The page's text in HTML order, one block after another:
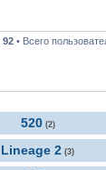
92 • Всего
520 (2)
Lineage 2 (3)